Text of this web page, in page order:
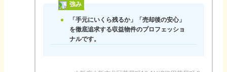
強み
「手元にいくら残るか」「売却後の安心」
を徹底追求する収益物件のプロフェッショ
ナルです。